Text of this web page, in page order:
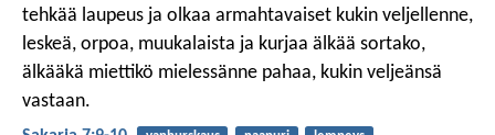
tehkää laupeus ja olkaa armahtavaiset kukin veljellenne,
leskeä, orpoa, muukalaista ja kurjaa älkää sortako,
älkääkä miettikö mielessänne pahaa, kukin veljeänsä
vastaan.